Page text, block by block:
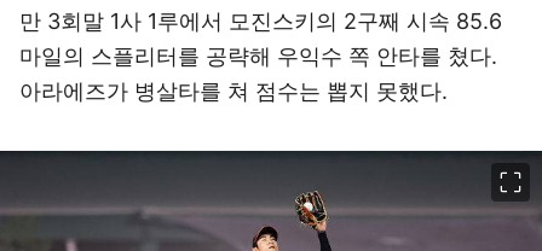
만 3회말 1사 1루에서 모진스키의 2구째 시속 85.6
마일의 스플리터를 공략해 우익수 쪽 안타를 쳤다.
아라에즈가 병살타를 쳐 점수는 뽑지 못했다.